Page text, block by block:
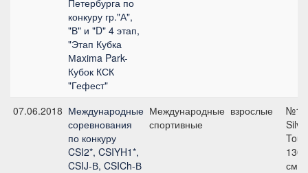
Петербурга по
конкуру гр."А",
"В" и "D" 4 этап,
"Этап Кубка
Мaxima Park-
Кубок КСК
"Гефест"
07.06.2018 Международные
соревнования
по конкуру
CSI2*, CSIYH1*,
CSIJ-В, CSICh-В
Международные
спортивные
взрослые
№11
Tour,
130
см